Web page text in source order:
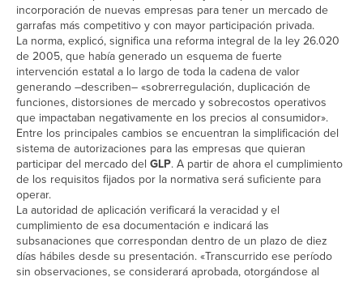
incorporación de nuevas empresas para tener un mercado de
garrafas más competitivo y con mayor participación privada.
La norma, explicó, significa una reforma integral de la ley 26.020
de 2005, que había generado un esquema de fuerte
intervención estatal a lo largo de toda la cadena de valor
generando –describen– «sobrerregulación, duplicación de
funciones, distorsiones de mercado y sobrecostos operativos
que impactaban negativamente en los precios al consumidor».
Entre los principales cambios se encuentran la simplificación del
sistema de autorizaciones para las empresas que quieran
participar del mercado del GLP. A partir de ahora el cumplimiento
de los requisitos fijados por la normativa será suficiente para
operar.
La autoridad de aplicación verificará la veracidad y el
cumplimiento de esa documentación e indicará las
subsanaciones que correspondan dentro de un plazo de diez
días hábiles desde su presentación. «Transcurrido ese período
sin observaciones, se considerará aprobada, otorgándose al